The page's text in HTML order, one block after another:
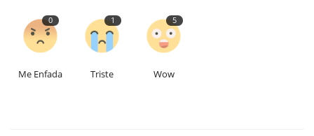
0
Me Enfada
1
Triste
5
Wow